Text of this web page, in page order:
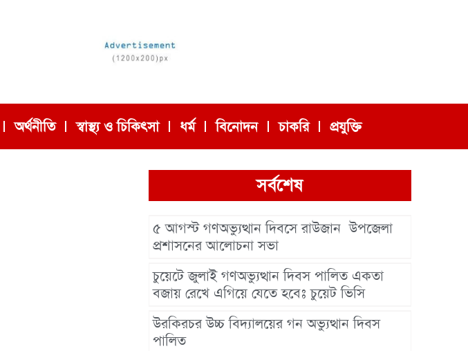
অর্থনীতি স্বাস্থ্য ও চিকিৎসা ধর্ম বিনোদন চাকরি প্রযুক্তি
সর্বশেষ
৫ আগস্ট গণঅভ্যুত্থান দিবসে রাউজান উপজেলা
প্রশাসনের আলোচনা সভা
চুয়েটে জুলাই গণঅভ্যুত্থান দিবস পালিত একতা
বজায় রেখে এগিয়ে যেতে হবেঃ চুয়েট ভিসি
উরকিরচর উচ্চ বিদ্যালয়ের গন অভ্যুত্থান দিবস
পালিত